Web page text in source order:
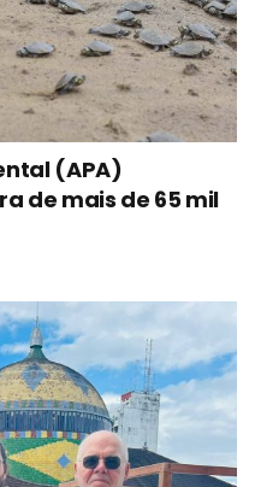
(APA)
de mais de 65 mil